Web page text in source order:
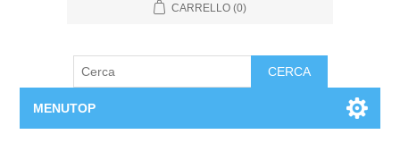
CARRELLO (0)
CERCA
MENUTOP